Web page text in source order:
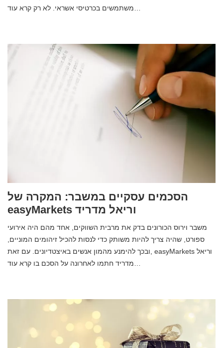
הסכמים עסקיים במשבר: המקרה של
easyMarkets וריאל מדריד
משבר וירוס הכורונים בדק את מרבית השווקים, אחד מהם היה אירועי
ספורט, שהיה צריך להיות משותק כדי לנסות להכיל זיהומים המוניים,
ובכך להימנע מהמון אנשים באיצטדיונים. עם זאת, easyMarkets וריאל